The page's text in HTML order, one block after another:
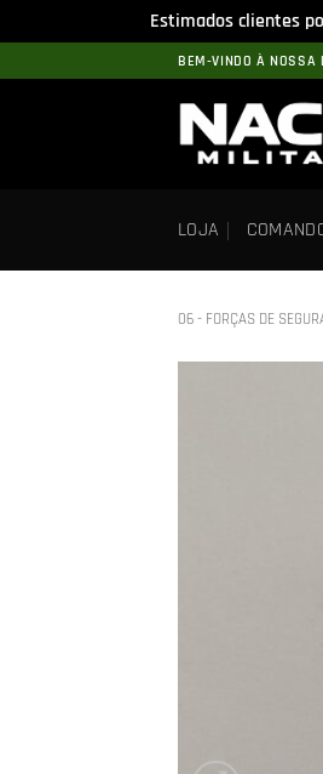
Estimados clientes
to
BEM-VINDO À NOSSA
LOJA
06 - FORÇAS DE